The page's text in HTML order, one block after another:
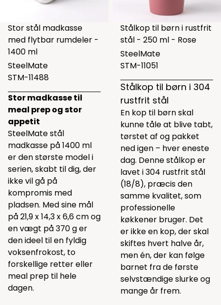
Stor stål madkasse
med flytbar rumdeler -
1400 ml
SteelMate
STM-11488
Stor madkasse til
meal prep og stor
appetit
SteelMate stål
madkasse på 1400 ml
er den største model i
serien, skabt til dig, der
ikke vil gå på
kompromis med
pladsen. Med sine mål
på 21,9 x 14,3 x 6,6 cm og
en vægt på 370 g er
den ideel til en fyldig
voksenfrokost, to
forskellige retter eller
meal prep til hele
dagen.
Stålkop til børn i rustfrit
stål - 250 ml - Rose
SteelMate
STM-11051
Stålkop til børn i 304
rustfrit stål
En kop til børn skal
kunne tåle at blive tabt,
tørstet af og pakket
ned igen – hver eneste
dag. Denne stålkop er
lavet i 304 rustfrit stål
(18/8), præcis den
samme kvalitet, som
professionelle
køkkener bruger. Det
er ikke en kop, der skal
skiftes hvert halve år,
men én, der kan følge
barnet fra de første
selvstændige slurke og
mange år frem.